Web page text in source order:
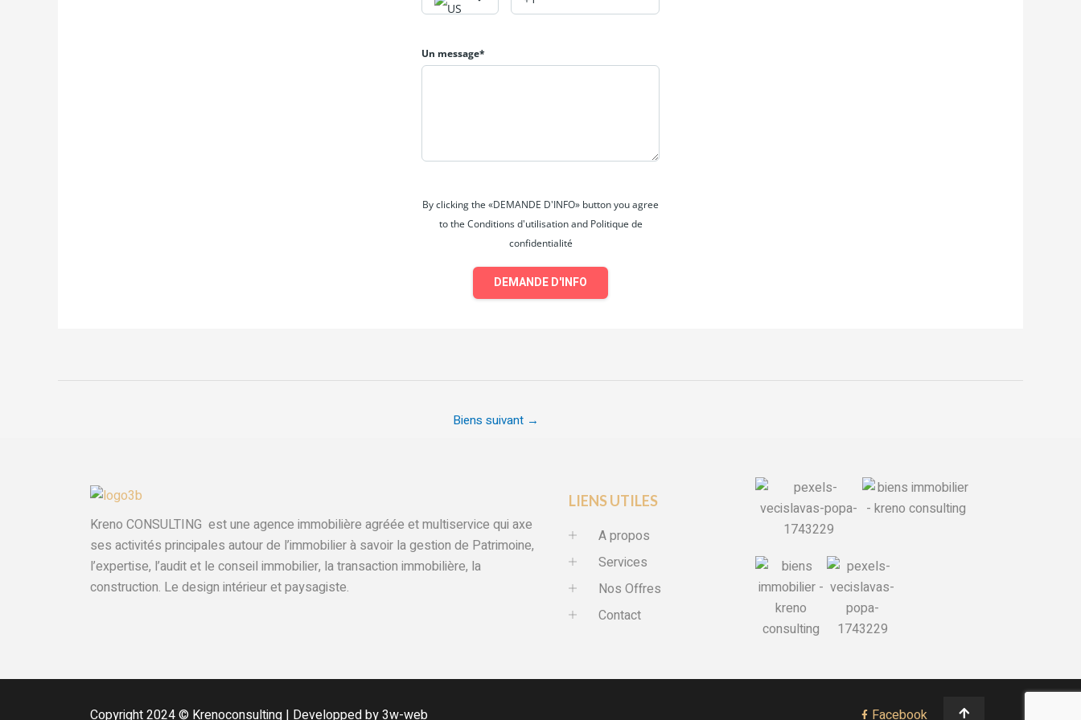
Un message*
By clicking the «DEMANDE D'INFO» button you agree
to the Conditions d'utilisation and Politique de
confidentialité
DEMANDE D'INFO
Biens suivant →
Kreno CONSULTING est une agence immobilière agréée et multiservice qui axe
ses activités principales autour de l’immobilier à savoir la gestion de Patrimoine,
l’expertise, l’audit et le conseil immobilier, la transaction immobilière, la
construction. Le design intérieur et paysagiste.
LIENS UTILES
A propos
Services
Nos Offres
Contact
Copyright 2024 © Krenoconsulting | Developped by 3w-web Facebook